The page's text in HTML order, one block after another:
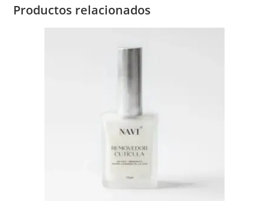
Productos relacionados